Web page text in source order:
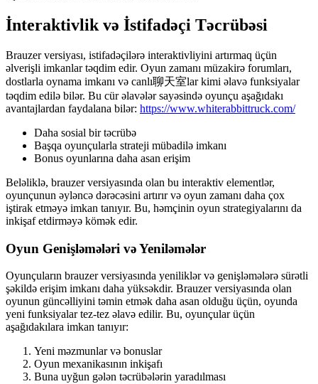
İnteraktivlik və İstifadəçi Təcrübəsi
Brauzer versiyası, istifadəçilərə interaktivliyini artırmaq üçün
əlverişli imkanlar təqdim edir. Oyun zamanı müzakirə forumları,
dostlarla oynama imkanı və canlı聊天室lar kimi əlavə funksiyalar
təqdim edilə bilər. Bu cür əlavələr sayəsində oyunçu aşağıdakı
avantajlardan faydalana bilər: https://www.whiterabbittruck.com/
Daha sosial bir təcrübə
Başqa oyunçularla strateji mübadilə imkanı
Bonus oyunlarına daha asan erişim
Beləliklə, brauzer versiyasında olan bu interaktiv elementlər,
oyunçunun əyləncə dərəcəsini artırır və oyun zamanı daha çox
iştirak etməyə imkan tanıyır. Bu, həmçinin oyun strategiyalarını da
inkişaf etdirməyə kömək edir.
Oyun Genişləmələri və Yeniləmələr
Oyunçuların brauzer versiyasında yeniliklər və genişləmələrə sürətli
şəkildə erişim imkanı daha yüksəkdir. Brauzer versiyasında olan
oyunun güncəlliyini təmin etmək daha asan olduğu üçün, oyunda
yeni funksiyalar tez-tez əlavə edilir. Bu, oyunçular üçün
aşağıdakılara imkan tanıyır:
Yeni məzmunlar və bonuslar
Oyun mexanikasının inkişafı
Buna uyğun gələn təcrübələrin yaradılması